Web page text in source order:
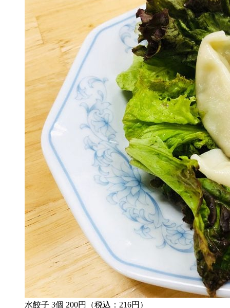
水餃子 3個 200円（税込：216円）